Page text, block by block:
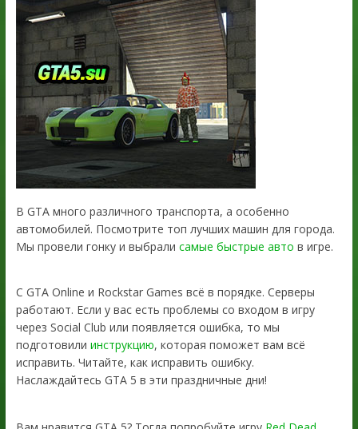
В GTA много различного транспорта, а особенно
автомобилей. Посмотрите топ лучших машин для города.
Мы провели гонку и выбрали самые быстрые авто в игре.
С GTA Online и Rockstar Games всё в порядке. Серверы
работают. Если у вас есть проблемы со входом в игру
через Social Club или появляется ошибка, то мы
подготовили инструкцию, которая поможет вам всё
исправить. Читайте, как исправить ошибку.
Наслаждайтесь GTA 5 в эти праздничные дни!